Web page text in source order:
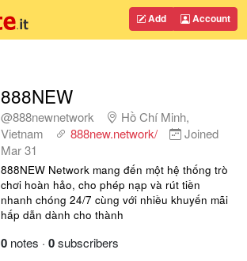
Add Account
888NEW
@888newnetwork
Hồ Chí Minh,
Vietnam
888new.network/
Joined
Mar 31
888NEW Network mang đến một hệ thống trò
chơi hoàn hảo, cho phép nạp và rút tiền
nhanh chóng 24/7 cùng với nhiều khuyến mãi
hấp dẫn dành cho thành
0 notes · 0subscribers